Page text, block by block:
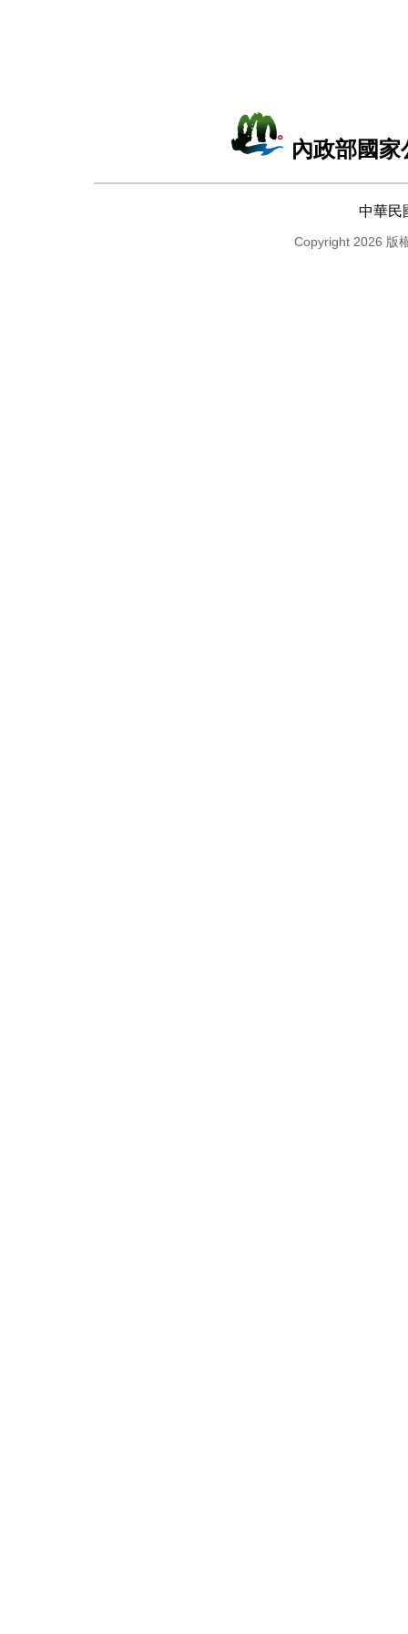
內政部國
中華民
Copyright 2026 版